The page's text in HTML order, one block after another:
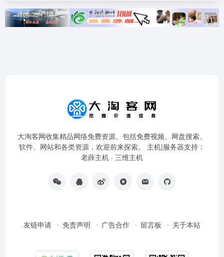
大淘客网收集精品网络免费资源、包括免费视频、网盘搜索、
软件、网站和各类资源，欢迎前来探索。 主机|服务器支持：
老薛主机 · 三维主机
友链申请 免责声明 广告合作 留言板 关于本站